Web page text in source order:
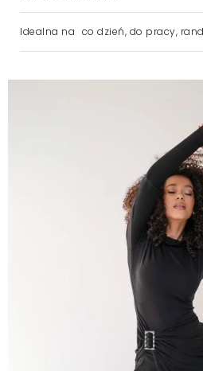
Idealna na co dzień, do pracy,